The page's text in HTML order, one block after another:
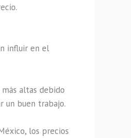
influir en el
altas debido
un buen trabajo.
los precios